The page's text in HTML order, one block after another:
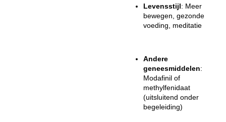
Levensstijl: Meer
bewegen, gezonde
voeding, meditatie
Andere
geneesmiddelen:
Modafinil of
methylfenidaat
(uitsluitend onder
begeleiding)